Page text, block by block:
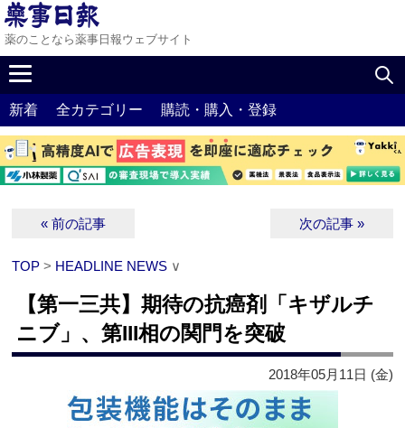
薬のことなら薬事日報ウェブサイト
新着 全カテゴリー 購読・購入・登録
« 前の記事 次の記事 »
TOP > HEADLINE NEWS ∨
【第一三共】期待の抗癌剤「キザルチ
ニブ」、第III相の関門を突破
2018年05月11日 (金)